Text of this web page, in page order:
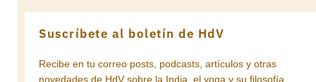
Suscríbete al boletín de HdV
Recibe en tu correo posts, podcasts, artículos y otras
novedades de HdV sobre la India, el yoga y su filosofía.